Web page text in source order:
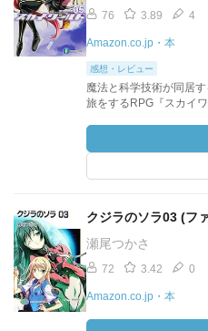
76 3.89 4
Amazon.co.jp・本
感想・レビュー
魔法と科学技術が同居
旅をするRPG『スカイ
クジラのソラ03 (フ
瀬尾つかさ
72 3.42 0
Amazon.co.jp・本